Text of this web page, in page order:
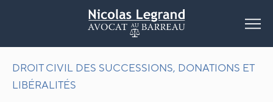
DROIT CIVIL DES SUCCESSIONS, DONATIONS ET
LIBÉRALITÉS